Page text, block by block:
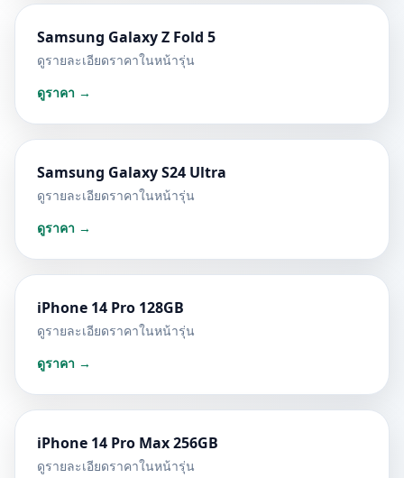
Samsung Galaxy Z Fold 5
ดูรายละเอียดราคาในหน้ารุ่น
ดูราคา →
Samsung Galaxy S24 Ultra
ดูรายละเอียดราคาในหน้ารุ่น
ดูราคา →
iPhone 14 Pro 128GB
ดูรายละเอียดราคาในหน้ารุ่น
ดูราคา →
iPhone 14 Pro Max 256GB
ดูรายละเอียดราคาในหน้ารุ่น